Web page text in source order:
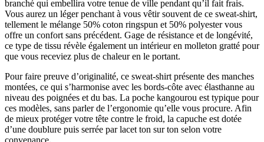
branché qui embellira votre tenue de ville pendant qu’il fait frais.
Vous aurez un léger penchant à vous vêtir souvent de ce sweat-shirt,
tellement le mélange 50% coton ringspun et 50% polyestervous
offre un confort sans précédent. Gage de résistance et de longévité,
ce type de tissu révèle également un intérieur en molleton gratté pour
que vous receviez plus de chaleur en le portant.
Pour faire preuve d’originalité, ce sweat-shirt présente des manches
montées, ce qui s’harmonise avec les bords-côte avec élasthanne au
niveau des poignées et du bas. La poche kangourou est typique pour
ces modèles, sans parler de l’ergonomie qu’elle vous procure. Afin
de mieux protéger votre tête contre le froid, la capuche est dotée
d’une doublure puis serrée par lacet ton sur ton selon votre
convenance.